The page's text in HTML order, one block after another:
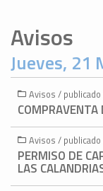
Avisos
Jueves, 21
Avisos /
Avisos /
PERMISO DE
LAS